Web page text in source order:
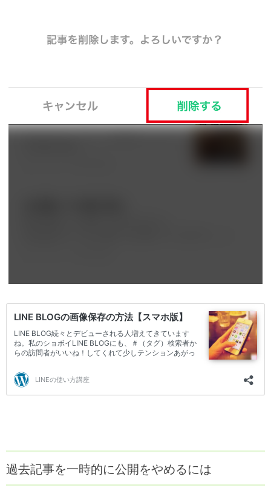
過去記事を一時的に公開をやめるには